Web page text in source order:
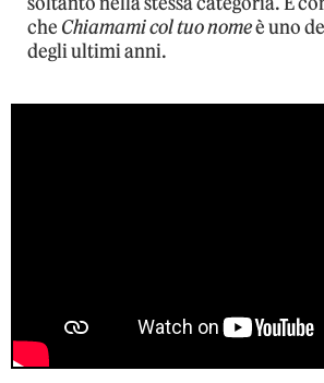
che Chiamami col tuo nomeè uno
degli ultimi anni.